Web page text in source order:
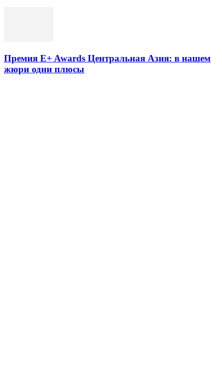
Премия E+ Awards Центральная Азия: в нашем
жюри одни плюсы